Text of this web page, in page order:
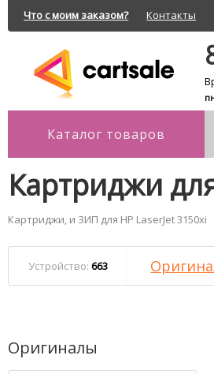
Что с моим заказом? Контакты
Каталог товаров
Картриджи
Картриджи, и ЗИП для HP LaserJet 3150xi
Устройство: 663
Оригиналы